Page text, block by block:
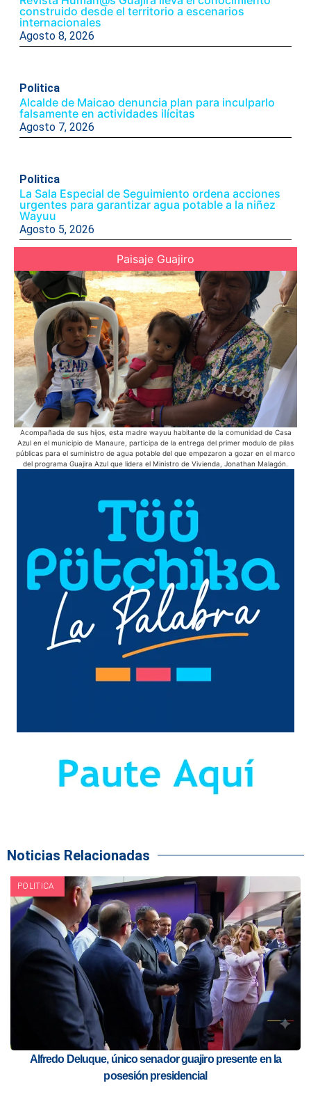
construido desde el territorio a escenarios
internacionales
Agosto 8, 2026
Politica
Alcalde de Maicao denuncia plan para inculparlo
falsamente en actividades ilícitas
Agosto 7, 2026
Politica
La Sala Especial de Seguimiento ordena acciones
urgentes para garantizar agua potable a la niñez
Wayuu
Agosto 5, 2026
Paisaje Guajiro
Acompañada de sus hijos, esta madre wayuu habitante de la comunidad de Casa
Azul en el municipio de Manaure, participa de la entrega del primer modulo de pilas
públicas para el suministro de agua potable del que empezaron a gozar en el marco
del programa Guajira Azul que lidera el Ministro de Vivienda, Jonathan Malagón.
Noticias Relacionadas
POLITICA
Alfredo Deluque, único senador guajiro presente en la
posesión presidencial